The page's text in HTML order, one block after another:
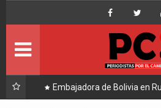
Embajadora de Bolivia en
Hugo Moldiz
Portada
Ultimo